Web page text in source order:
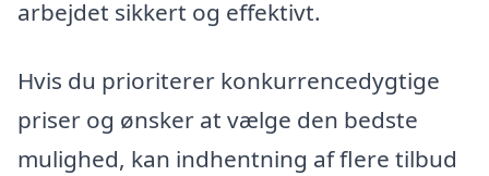
arbejdet sikkert og effektivt.
Hvis du prioriterer konkurrencedygtige
priser og ønsker at vælge den bedste
mulighed, kan indhentning af flere tilbud